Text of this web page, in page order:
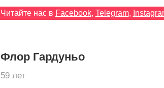
Читайте нас в Facebook, Telegram,
Флор Гардуньо
59 лет